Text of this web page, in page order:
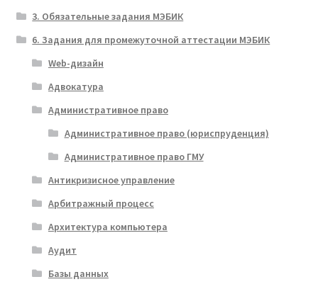
3. Обязательные задания МЭБИК
6. Задания для промежуточной аттестации МЭБИК
Web-дизайн
Адвокатура
Административное право
Административное право (юриспруденция)
Административное право ГМУ
Антикризисное управление
Арбитражный процесс
Архитектура компьютера
Аудит
Базы данных